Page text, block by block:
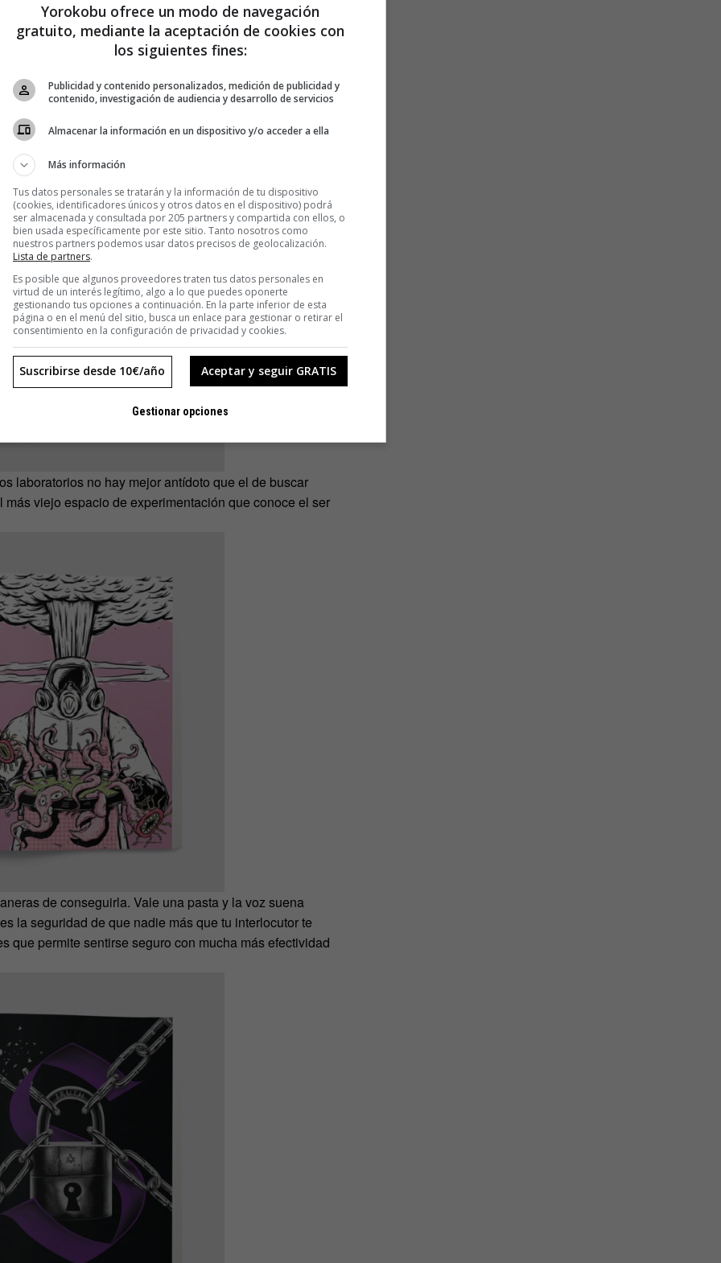
de la historia de los videojuegos y de un montón de
mundo, ha tenido también alguna cagada. Se considera
es el peor de la historia. Es tanmierder
que encontraron miles de unidades enterradas en el
laboratorios no hay mejor antídoto que el de buscar
viejo espacio de experimentación que conoce el ser
de conseguirla. Vale una pasta y la voz suena
la seguridad de que nadie más que tu interlocutor te
que permite sentirse seguro con mucha más efectividad
Yorokobu ofrece un modo de navegación
gratuito, mediante la aceptación de cookies con
los siguientes fines:
Publicidad y contenido personalizados, medición de publicidad y
contenido, investigación de audiencia y desarrollo de servicios
Almacenar la información en un dispositivo y/o acceder a ella
Más información
Tus datos personales se tratarán y la información de tu dispositivo
(cookies, identificadores únicos y otros datos en el dispositivo) podrá
ser almacenada y consultada por 205 partners y compartida con ellos, o
bien usada específicamente por este sitio. Tanto nosotros como
nuestros partners podemos usar datos precisos de geolocalización.
Lista de partners.
Es posible que algunos proveedores traten tus datos personales en
virtud de un interés legítimo, algo a lo que puedes oponerte
gestionando tus opciones a continuación. En la parte inferior de esta
página o en el menú del sitio, busca un enlace para gestionar o retirar el
consentimiento en la configuración de privacidad y cookies.
Aceptar y seguir GRATIS
Suscribirse desde 10€/año
Gestionar opciones